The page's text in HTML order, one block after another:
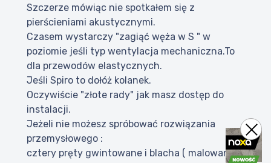
Szczerze mówiąc nie spotkałem się z
pierścieniami akustycznymi.
Czasem wystarczy "zagiąć węża w S " w
poziomie jeśli typ wentylacja mechaniczna.To
dla przewodów elastycznych.
Jeśli Spiro to dołóż kolanek.
Oczywiście "złote rady" jak masz dostęp do
instalacji.
Jeżeli nie możesz spróbować rozwiązania
przemysłowego :
cztery pręty gwintowane i blacha ( malowana )